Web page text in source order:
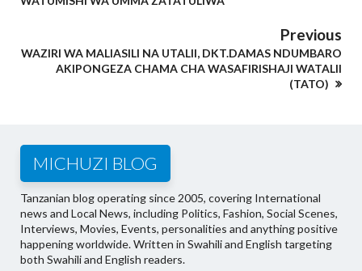
Previous
WAZIRI WA MALIASILI NA UTALII, DKT.DAMAS NDUMBARO
AKIPONGEZA CHAMA CHA WASAFIRISHAJI WATALII
(TATO)
MICHUZI BLOG
Tanzanian blog operating since 2005, covering International
news and Local News, including Politics, Fashion, Social Scenes,
Interviews, Movies, Events, personalities and anything positive
happening worldwide. Written in Swahili and English targeting
both Swahili and English readers.